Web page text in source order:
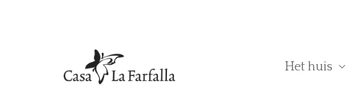
Het huis